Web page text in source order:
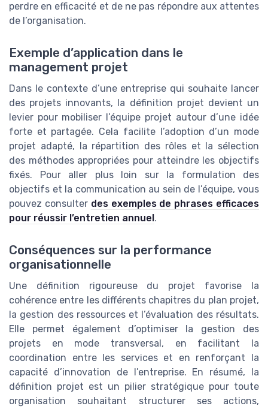
perdre en efficacité et de ne pas répondre aux attentes
de l’organisation.
Exemple d’application dans le
management projet
Dans le contexte d’une entreprise qui souhaite lancer
des projets innovants, la définition projet devient un
levier pour mobiliser l’équipe projet autour d’une idée
forte et partagée. Cela facilite l’adoption d’un mode
projet adapté, la répartition des rôles et la sélection
des méthodes appropriées pour atteindre les objectifs
fixés. Pour aller plus loin sur la formulation des
objectifs et la communication au sein de l’équipe, vous
pouvez consulter des exemples de phrases efficaces
pour réussir l’entretien annuel .
Conséquences sur la performance
organisationnelle
Une définition rigoureuse du projet favorise la
cohérence entre les différents chapitres du plan projet,
la gestion des ressources et l’évaluation des résultats.
Elle permet également d’optimiser la gestion des
projets en mode transversal, en facilitant la
coordination entre les services et en renforçant la
capacité d’innovation de l’entreprise. En résumé, la
définition projet est un pilier stratégique pour toute
organisation souhaitant structurer ses actions,